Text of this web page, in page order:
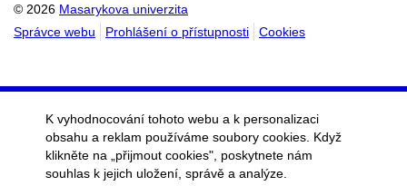
© 2026 Masarykova univerzita
Správce webu
Prohlášení o přístupnosti Cookies
K vyhodnocování tohoto webu a k personalizaci
obsahu a reklam používáme soubory cookies. Když
klikněte na „přijmout cookies", poskytnete nám
souhlas k jejich uložení, správě a analýze.